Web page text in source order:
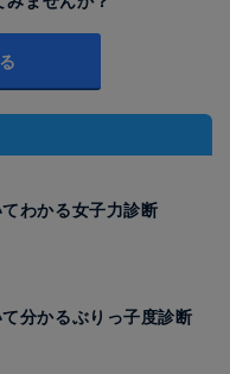
てわかる女子力診断
て分かるぶりっ子度診断